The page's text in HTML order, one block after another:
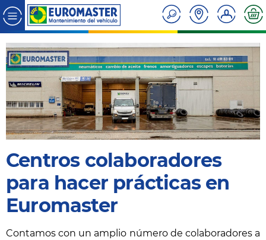
Centros colaboradores
para hacer prácticas en
Euromaster
Contamos con un amplio número de colaboradores a